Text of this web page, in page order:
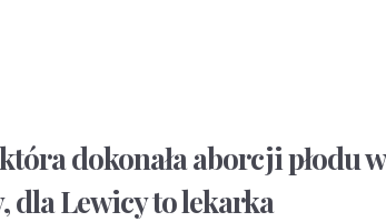
dokonała aborcji płodu w
dla Lewicy to lekarka